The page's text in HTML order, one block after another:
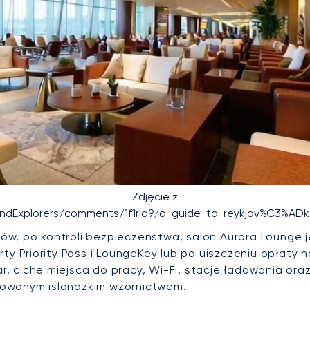
Zdjęcie z
comments/1f1rla9/
po kontroli bezpieczeństwa, salon Aurora
Priority Pass i LoungeKey lub po uiszczeniu opłaty
ciche miejsca do pracy, Wi-Fi, stacje ładowania
islandzkim wzornictwem.